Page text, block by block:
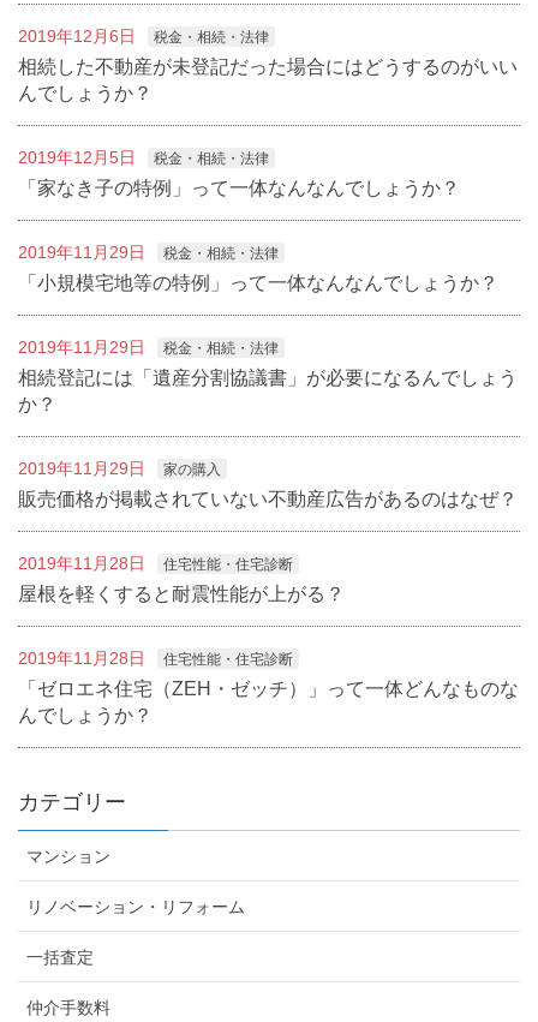
2019年12月6日 税金・相続・法律
相続した不動産が未登記だった場合にはどうするのがいい
んでしょうか？
2019年12月5日 税金・相続・法律
「家なき子の特例」って一体なんなんでしょうか？
2019年11月29日 税金・相続・法律
「小規模宅地等の特例」って一体なんなんでしょうか？
2019年11月29日 税金・相続・法律
相続登記には「遺産分割協議書」が必要になるんでしょう
か？
2019年11月29日 家の購入
販売価格が掲載されていない不動産広告があるのはなぜ？
2019年11月28日 住宅性能・住宅診断
屋根を軽くすると耐震性能が上がる？
2019年11月28日 住宅性能・住宅診断
「ゼロエネ住宅（ZEH・ゼッチ）」って一体どんなものな
んでしょうか？
カテゴリー
マンション
リノベーション・リフォーム
一括査定
仲介手数料